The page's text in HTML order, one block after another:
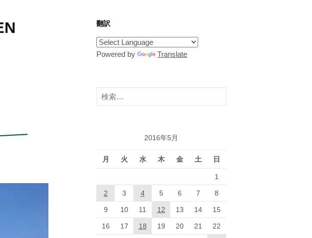
翻訳
Powered by Translate
検
索:
2016年5月
月 火 水 木 金 土 日
1
2 3 4 5 6 7 8
9 10 11 12 13 14 15
16 17 18 19 20 21 22